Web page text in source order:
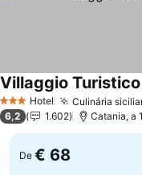
3 EstrelasHotel Culinária
Villaggio
6,2 1.602 Catania, a
De € 68